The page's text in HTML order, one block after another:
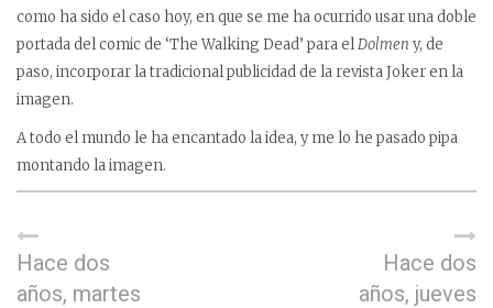
como ha sido el caso hoy, en que se me ha ocurrido usar una doble
portada del comic de ‘The Walking Dead’ para elDolmen y, de
paso, incorporar la tradicional publicidad de la revista Joker en la
imagen.
A todo el mundo le ha encantado la idea, y me lo he pasado pipa
montando la imagen.
Hace dos
años, martes
Hace dos
años, jueves